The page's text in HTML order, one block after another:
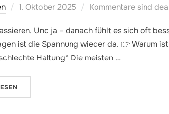
Veröffentlicht
1. Oktober 2025 Kommentare sind
Und ja – danach fühlt es sich oft
ist die Spannung wieder da. 👉 Warum
Haltung“ Die meisten …
„MASSAGE & VERSPANNUNGEN – WAS